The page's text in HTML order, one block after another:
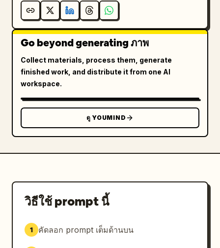
Go beyond generating ภาพ
Collect materials, process them, generate
finished work, and distribute it from one AI
workspace.
ดู YOUMIND
วิธีใช้ prompt นี้
1 คัดลอก prompt เต็มด้านบน